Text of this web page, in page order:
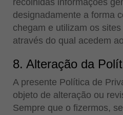
recolhidas informações
designadamente a forma
chegam e utilizam os
através do qual acedem
8. Alteração da
A presente Política de
objeto de alteração ou
Sempre que o fizermos,